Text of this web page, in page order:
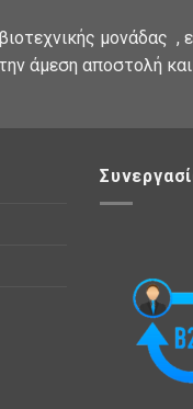
μονάδας
άμεση αποστολή